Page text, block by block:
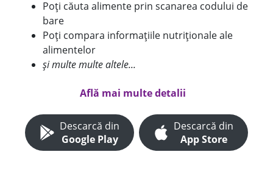
Poți căuta alimente prin scanarea codului de
bare
Poți compara informațiile nutriționale ale
alimentelor
și multe multe altele...
Află mai multe detalii
Descarcă din
Google Play
Descarcă din
App Store